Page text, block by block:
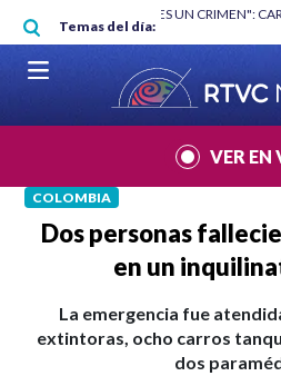
Pasar al contenido principal
Temas del día:
"HABLAR NO ES UN CRIMEN":
VER EN
COLOMBIA
Dos personas
en un
La emergencia fue
extintoras, ocho carros
dos